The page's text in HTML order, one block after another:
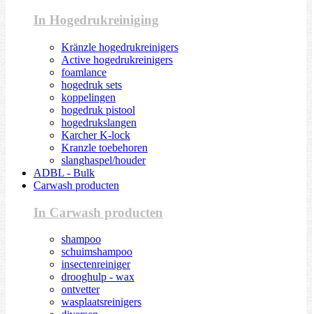
In Hogedrukreiniging
Kränzle hogedrukreinigers
Active hogedrukreinigers
foamlance
hogedruk sets
koppelingen
hogedruk pistool
hogedrukslangen
Karcher K-lock
Kranzle toebehoren
slanghaspel/houder
ADBL - Bulk
Carwash producten
In Carwash producten
shampoo
schuimshampoo
insectenreiniger
drooghulp - wax
ontvetter
wasplaatsreinigers